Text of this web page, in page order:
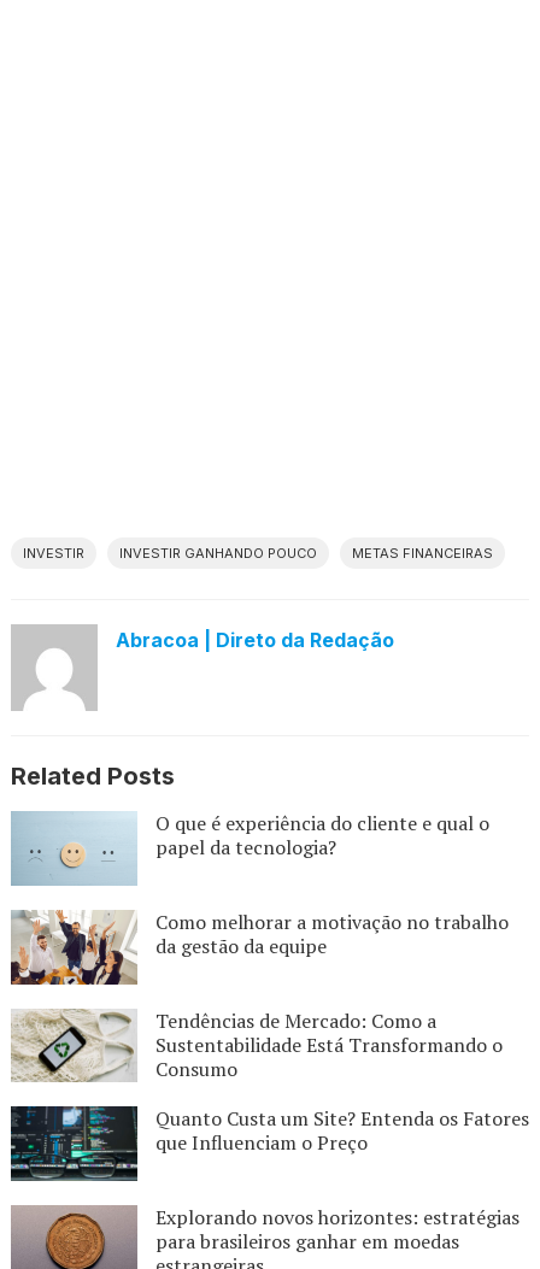
INVESTIR INVESTIR GANHANDO POUCO METAS FINANCEIRAS
Abracoa | Direto da Redação
Related Posts
O que é experiência do cliente e qual o
papel da tecnologia?
Como melhorar a motivação no trabalho
da gestão da equipe
Tendências de Mercado: Como a
Sustentabilidade Está Transformando o
Consumo
Quanto Custa um Site? Entenda os Fatores
que Influenciam o Preço
Explorando novos horizontes: estratégias
para brasileiros ganhar em moedas